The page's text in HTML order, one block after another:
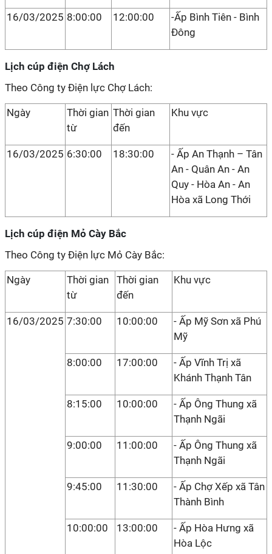
16/03/2025 8:00:00 12:00:00
-Ấp Bình Tiên - Bình
Đông
Lịch cúp điện Chợ Lách
Theo Công ty Điện lực Chợ Lách:
Ngày
Thời gian
từ
Thời gian
đến
Khu vực
16/03/2025 6:30:00 18:30:00
- Ấp An Thạnh – Tân
An - Quân An - An
Quy - Hòa An - An
Hòa xã Long Thới
Lịch cúp điện Mỏ Cày Bắc
Theo Công ty Điện lực Mỏ Cày Bắc:
Ngày
Thời gian
từ
Thời gian
đến
Khu vực
16/03/2025 7:30:00 10:00:00
- Ấp Mỹ Sơn xã Phú
Mỹ
8:00:00 17:00:00
- Ấp Vĩnh Trị xã
Khánh Thạnh Tân
8:15:00 10:00:00
- Ấp Ông Thung xã
Thạnh Ngãi
9:00:00 11:00:00
- Ấp Ông Thung xã
Thạnh Ngãi
9:45:00 11:30:00
- Ấp Chợ Xếp xã Tân
Thành Bình
10:00:00 13:00:00
- Ấp Hòa Hưng xã
Hòa Lộc